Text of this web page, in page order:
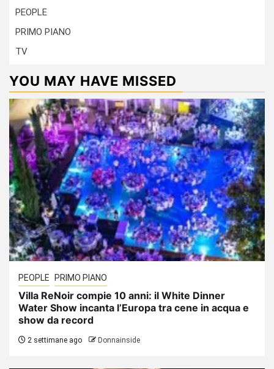
PEOPLE
PRIMO PIANO
TV
YOU MAY HAVE MISSED
PEOPLE PRIMO PIANO
Villa ReNoir compie 10 anni: il White Dinner
Water Show incanta l’Europa tra cene in acqua e
show da record
2 settimane ago Donnainside